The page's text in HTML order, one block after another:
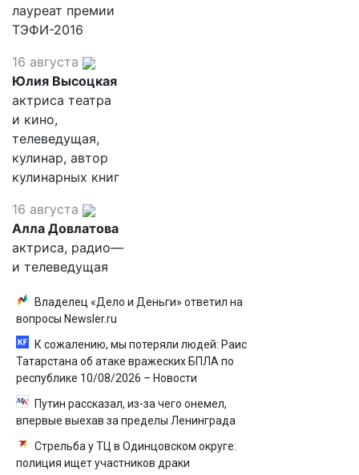
лауреат премии
ТЭФИ-2016
16 августа
Юлия Высоцкая
актриса театра
и кино,
телеведущая,
кулинар, автор
кулинарных книг
16 августа
Алла Довлатова
актриса, радио—
и телеведущая
Владелец «Дело и Деньги» ответил на
вопросы Newsler.ru
К сожалению, мы потеряли людей: Раис
Татарстана об атаке вражеских БПЛА по
республике 10/08/2026 – Новости
Путин рассказал, из-за чего онемел,
впервые выехав за пределы Ленинграда
Стрельба у ТЦ в Одинцовском округе:
полиция ищет участников драки